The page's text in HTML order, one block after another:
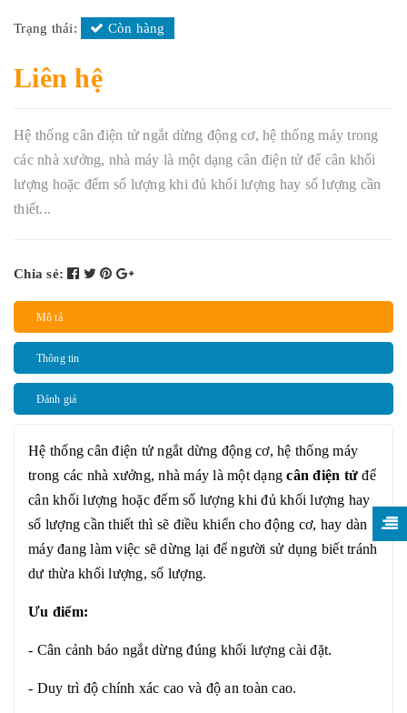
Trạng thái: Còn hàng
Liên hệ
Hệ thống cân điện tử ngắt dừng động cơ, hệ thống máy trong
các nhà xưởng, nhà máy là một dạng cân điện tử để cân khối
lượng hoặc đếm số lượng khi đủ khối lượng hay số lượng cần
thiết...
Chia sẻ:
Mô tả
Thông tin
Đánh giá
Hệ thống cân điện tử ngắt dừng động cơ, hệ thống máy
trong các nhà xưởng, nhà máy là một dạngcân điện tử để
cân khối lượng hoặc đếm số lượng khi đủ khối lượng hay
số lượng cần thiết thì sẽ điều khiển cho động cơ, hay dàn
máy đang làm việc sẽ dừng lại để người sử dụng biết tránh
dư thừa khối lượng, số lượng.
Ưu điểm:
- Cân cảnh báo ngắt dừng đúng khối lượng cài đặt.
- Duy trì độ chính xác cao và độ an toàn cao.